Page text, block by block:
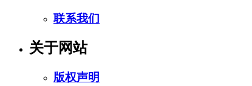
联系我们
关于网站
版权声明